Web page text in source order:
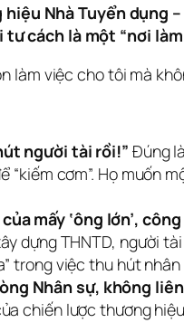
Nhà Tuyển dụng –
cách là một “nơi
làm việc cho tôi mà
người tài rồi!” Đúng
cơm”. Họ
mấy ‘ông lớn’,
dựng THNTD, người
trong việc thu hút nhân
Nhân sự, không
chiến lược thương